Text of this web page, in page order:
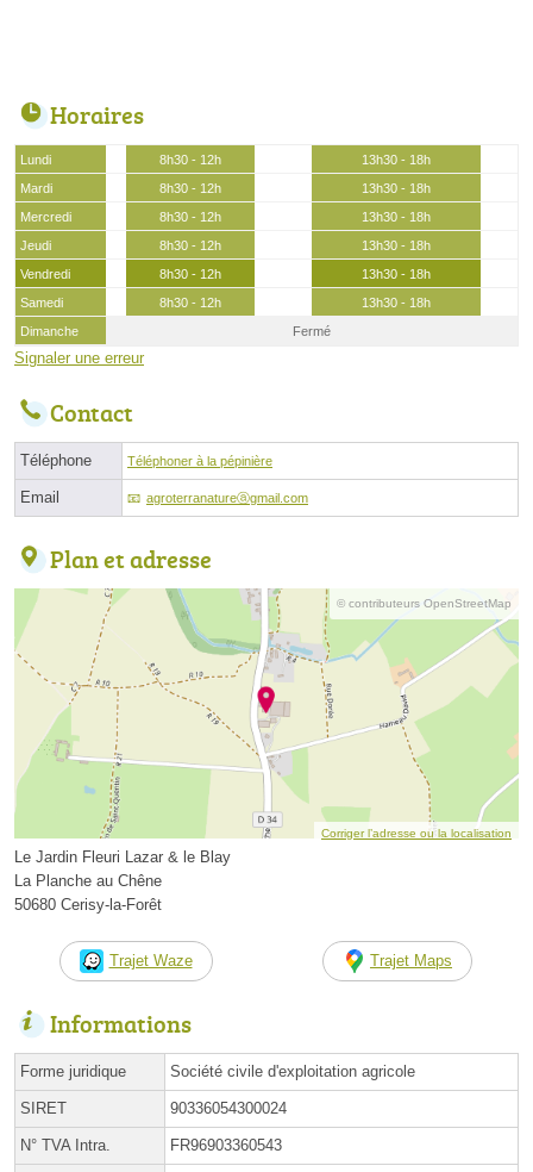
Horaires
Lundi 8h30 - 12h
13h30 - 18h
Mardi
8h30 - 12h
13h30 - 18h
Mercredi
8h30 - 12h
13h30 - 18h
Jeudi
8h30 - 12h
13h30 - 18h
Vendredi
8h30 - 12h
13h30 - 18h
Samedi
8h30 - 12h
13h30 - 18h
Dimanche
Fermé
Signaler une erreur
Contact
Téléphone Téléphoner à la pépinière
Email agroterranatureⓐgmail.com
Plan et adresse
© contributeurs OpenStreetMap
Corriger l’adresse ou la localisation
Le Jardin Fleuri Lazar & le Blay
La Planche au Chêne
50680 Cerisy-la-Forêt
Trajet Waze Trajet Maps
Informations
Forme juridique Société civile d'exploitation agricole
SIRET 90336054300024
N° TVA Intra. FR96903360543